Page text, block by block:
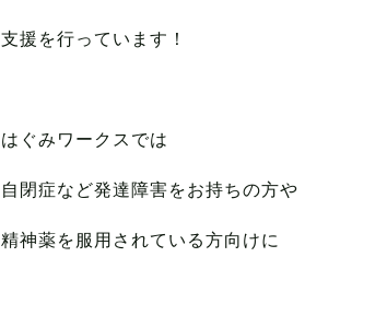
支援を行っています！
はぐみワークスでは
自閉症など発達障害をお持ちの方や
精神薬を服用されている方向けに